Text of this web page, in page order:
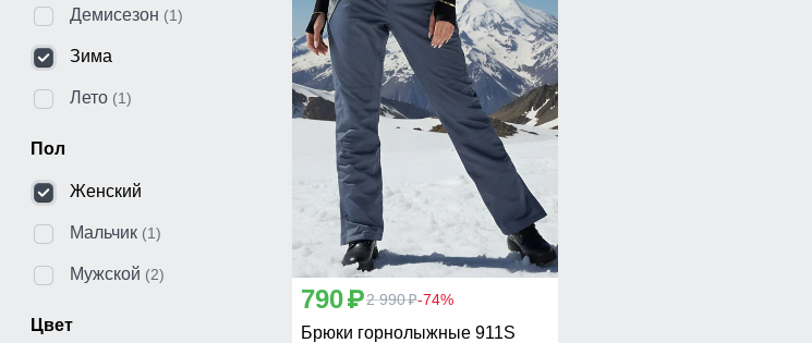
Демисезон (1)
Зима
Лето (1)
Пол
Женский
Мальчик (1)
Мужской (2)
Цвет
790 p2 990p-74%
Брюки горнолыжные 911S